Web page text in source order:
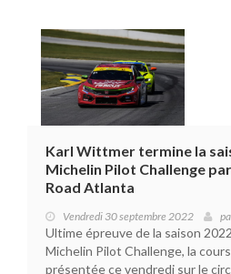
Karl Wittmer termine la
Michelin Pilot Challenge
Road Atlanta
Vendredi 30 septembre 2022
Ultime épreuve de la saison
Michelin Pilot Challenge, la
présentée ce vendredi sur le